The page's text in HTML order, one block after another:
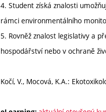
4. Student získá znalosti
rámci environmentálního
5. Rovněž znalost legislativy a
hospodářství nebo v ochraně
Kočí, V., Mocová, K.A.: